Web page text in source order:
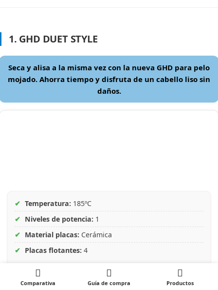
1. GHD DUET STYLE
Seca y alisa a la misma vez con la nueva GHD para pelo
mojado. Ahorra tiempo y disfruta de un cabello liso sin
daños.
✔ Temperatura: 185ºC
✔ Niveles de potencia: 1
✔ Material placas: Cerámica
✔ Placas flotantes: 4
+ Ver más características
Comparativa Guía de compra Productos